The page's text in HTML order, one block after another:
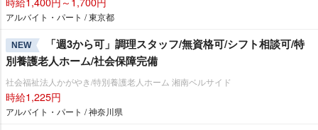
アルバイト・パート / 東京都
NEW
「週3から可」調理スタッフ/無資格可/シフト相談可/特
別養護老人ホーム/社会保障完備
社会福祉法人かがやき/特別養護老人ホーム 湘南ベルサイド
時給1,225円
アルバイト・パート / 神奈川県